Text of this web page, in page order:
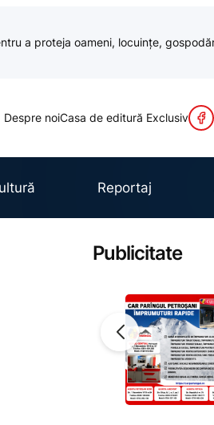
a proteja oameni, locuințe,
Despre noiCasa de editură Exclusiv
Reportaj
Publicitate